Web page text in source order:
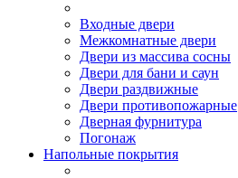
Входные двери
Межкомнатные двери
Двери из массива сосны
Двери для бани и саун
Двери раздвижные
Двери противопожарные
Дверная фурнитура
Погонаж
Напольные покрытия